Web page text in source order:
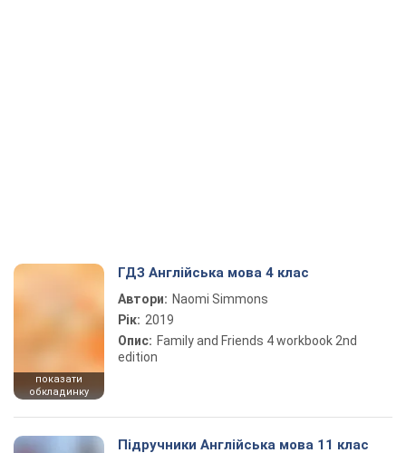
показати
обкладинку
ГДЗ Англійська мова 4 клас
Автори: Naomi Simmons
Рік: 2019
Опис: Family and Friends 4 workbook 2nd
edition
Підручники Англійська мова 11 клас